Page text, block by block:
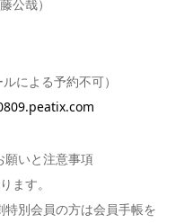
公哉）
による予約不可）
いと注意事項
ます。
別会員の方は会員手帳を